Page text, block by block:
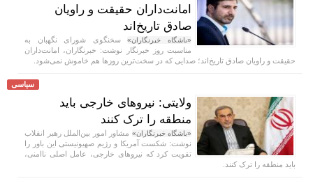
امانت‌داران حقیقت و راویان
صادق تاریخ‌اند
«باشگاه خبرنگاران»سخنگوی شورای نگهبان به
مناسبت روز خبرنگار نوشت: خبرنگاران، امانت‌داران
حقیقت و راویان صادق تاریخ‌اند؛ صدایی که در سخت‌ترین روزها هم خاموش نمی‌شود.
سیاسی
ولایتی: نیروهای خارجی باید
منطقه را ترک کنند
«باشگاه خبرنگاران» مشاور امور بین‌الملل رهبر انقلاب
نوشت: شکست آمریکا و رژیم صهیونیستی این باور را
تقویت کرد که نیروهای خارجی، عامل اصلی ناامنی،
باید منطقه را ترک کنند.